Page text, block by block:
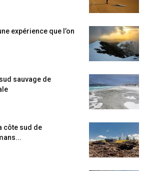
expérience que l’on
sauvage de
côte sud de